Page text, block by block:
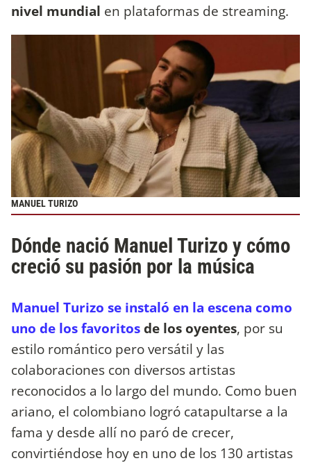
nivel mundial en plataformas de streaming.
MANUEL TURIZO
Dónde nació Manuel Turizo y cómo
creció su pasión por la música
Manuel Turizo se instaló en la escena como
uno de los favoritosde los oyentes, por su
estilo romántico pero versátil y las
colaboraciones con diversos artistas
reconocidos a lo largo del mundo. Como buen
ariano, el colombiano logró catapultarse a la
fama y desde allí no paró de crecer,
convirtiéndose hoy en uno de los 130 artistas